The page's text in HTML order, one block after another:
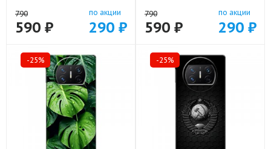
790
590 ₽
по акции
290 ₽
790
590 ₽
по акции
290 ₽
-25% -25%